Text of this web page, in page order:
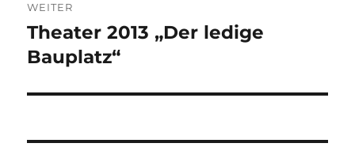
WEITER
Nächster
Beitrag:
Theater 2013 „Der ledige
Bauplatz“